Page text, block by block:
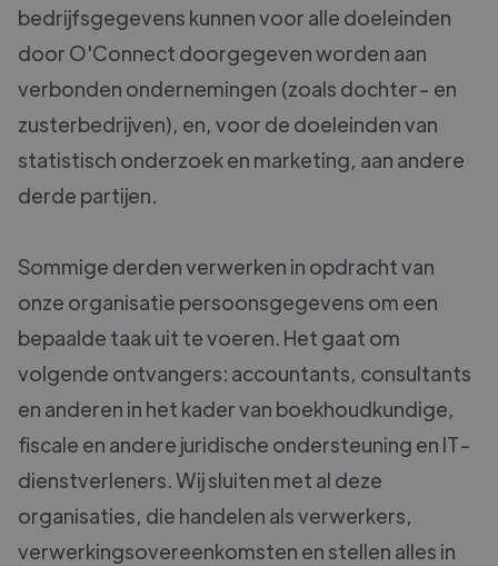
bedrijfsgegevens kunnen voor alle doeleinden
door O'Connect doorgegeven worden aan
verbonden ondernemingen (zoals dochter- en
zusterbedrijven), en, voor de doeleinden van
statistisch onderzoek en marketing, aan andere
derde partijen.
Sommige derden verwerken in opdracht van
onze organisatie persoonsgegevens om een
bepaalde taak uit te voeren. Het gaat om
volgende ontvangers: accountants, consultants
en anderen in het kader van boekhoudkundige,
fiscale en andere juridische ondersteuning en IT-
dienstverleners. Wij sluiten met al deze
organisaties, die handelen als verwerkers,
verwerkingsovereenkomsten en stellen alles in